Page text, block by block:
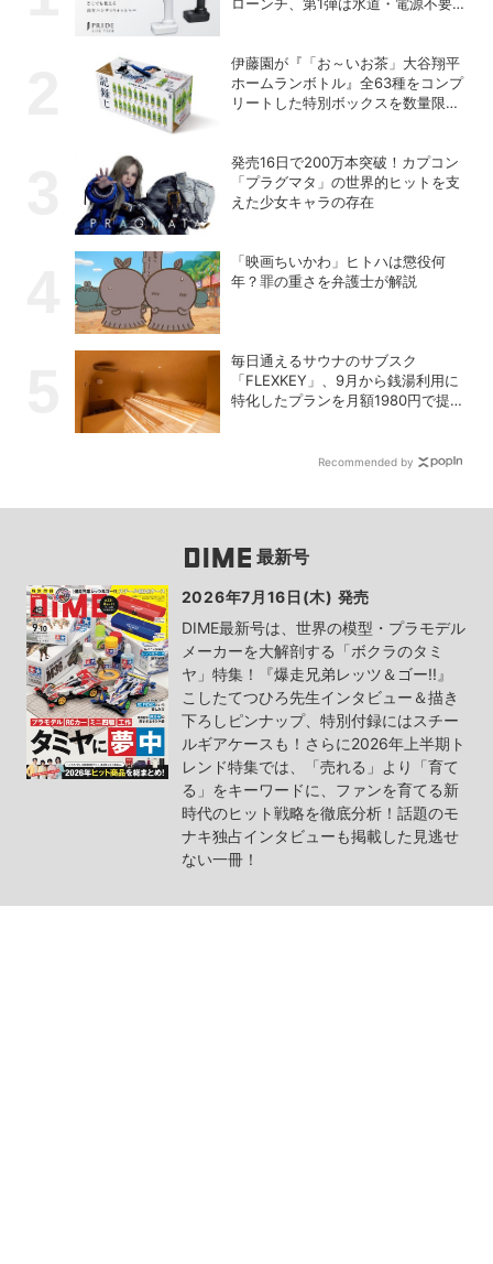
伊藤園が『「お～いお茶」大谷翔平
ホームランボトル』全63種をコンプ
リートした特別ボックスを数量限定
発売16日で200万本突破！カプコン
「プラグマタ」の世界的ヒットを支
えた少女キャラの存在
「映画ちいかわ」ヒトハは懲役何
年？罪の重さを弁護士が解説
毎日通えるサウナのサブスク
「FLEXKEY」、9月から銭湯利用に
特化したプランを月額1980円で提供
Recommended by
最新号
2026年7月16日(木) 発売
DIME最新号は、世界の模型・プラモデル
メーカーを大解剖する「ボクラのタミ
ヤ」特集！『爆走兄弟レッツ＆ゴー!!』
こしたてつひろ先生インタビュー＆描き
下ろしピンナップ、特別付録にはスチー
ルギアケースも！さらに2026年上半期ト
レンド特集では、「売れる」より「育て
る」をキーワードに、ファンを育てる新
時代のヒット戦略を徹底分析！話題のモ
ナキ独占インタビューも掲載した見逃せ
ない一冊！